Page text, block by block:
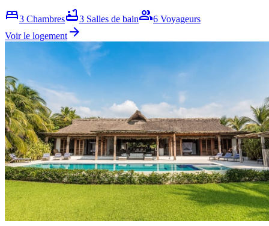
bed3 Chambresbathtub3 Salles de baingroup6 Voyageurs
Voir le logement arrow_forward